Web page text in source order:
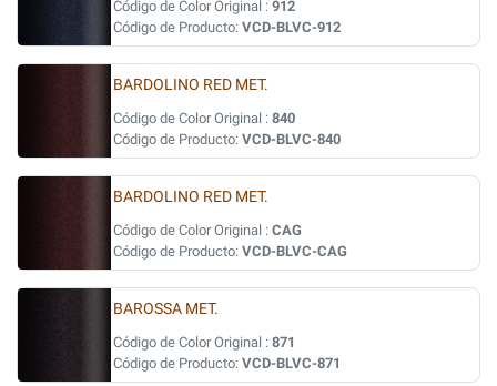
Código de Color Original : 912
Código de Producto: VCD-BLVC-912
BARDOLINO RED MET.
Código de Color Original : 840
Código de Producto: VCD-BLVC-840
BARDOLINO RED MET.
Código de Color Original : CAG
Código de Producto: VCD-BLVC-CAG
BAROSSA MET.
Código de Color Original : 871
Código de Producto: VCD-BLVC-871